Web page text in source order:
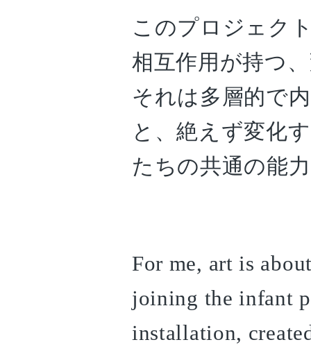
このプロジェク
相互作用が持つ
それは多層的で
と、絶えず変化
たちの共通の能
For me, art is
joining the infant
installation,